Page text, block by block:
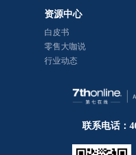
资源中心
白皮书
零售大咖说
行业动态
联系电话：